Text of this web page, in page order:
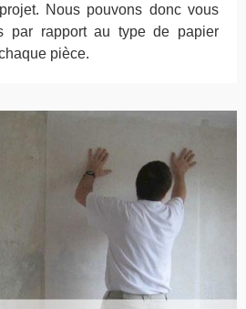
Nous pouvons donc vous
par rapport au type de papier
pièce.